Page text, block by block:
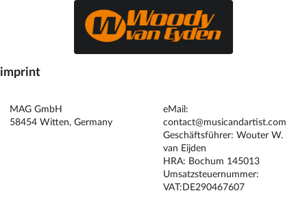
imprint
MAG GmbH
58454 Witten, Germany
eMail:
contact@musicandartist.com
Geschäftsführer: Wouter W.
van Eijden
HRA: Bochum 145013
Umsatzsteuernummer:
VAT:DE290467607